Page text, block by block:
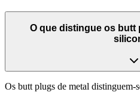
O que distingue os butt
Os butt plugs de metal distinguem-